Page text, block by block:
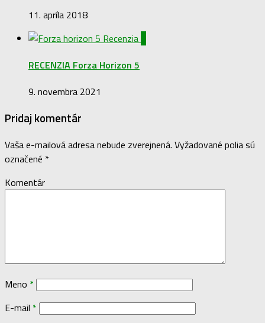
11. apríla 2018
RECENZIA Forza Horizon 5
9. novembra 2021
Pridaj komentár
Vaša e-mailová adresa nebude zverejnená. Vyžadované polia sú
označené *
Komentár
Meno *
E-mail *